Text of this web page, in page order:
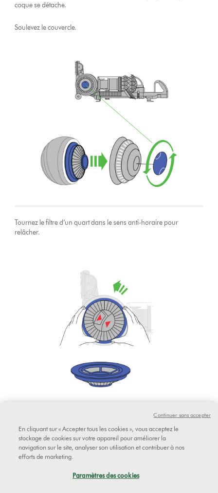
coque se détache.
Soulevez le couvercle.
Tournez le filtre d’un quart dans le sens anti-horaire pour
relâcher.
Allumez l’appareil.
Le sifflement est-il toujours présent
En cliquant sur « Accepter tous les cookies », vous acceptez le
stockage de cookies sur votre appareil pour améliorer la
navigation sur le site, analyser son utilisation et contribuer à nos
efforts de marketing.
Paramètres des cookies
Continuer sans accepter